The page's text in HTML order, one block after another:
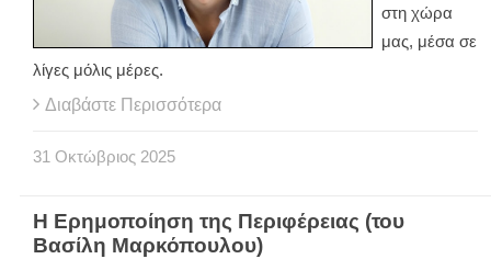
στη χώρα
μας, μέσα σε
λίγες μόλις μέρες.
Διαβάστε Περισσότερα
31 Οκτώβριος 2025
Η Ερημοποίηση της Περιφέρειας (του
Βασίλη Μαρκόπουλου)